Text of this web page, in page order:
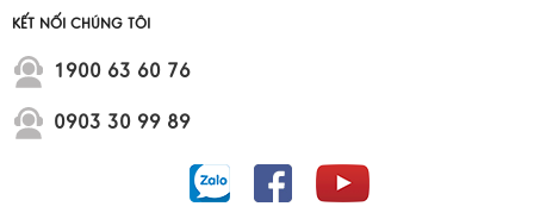
KẾT NỐI CHÚNG TÔI
1900 63 60 76
0903 30 99 89